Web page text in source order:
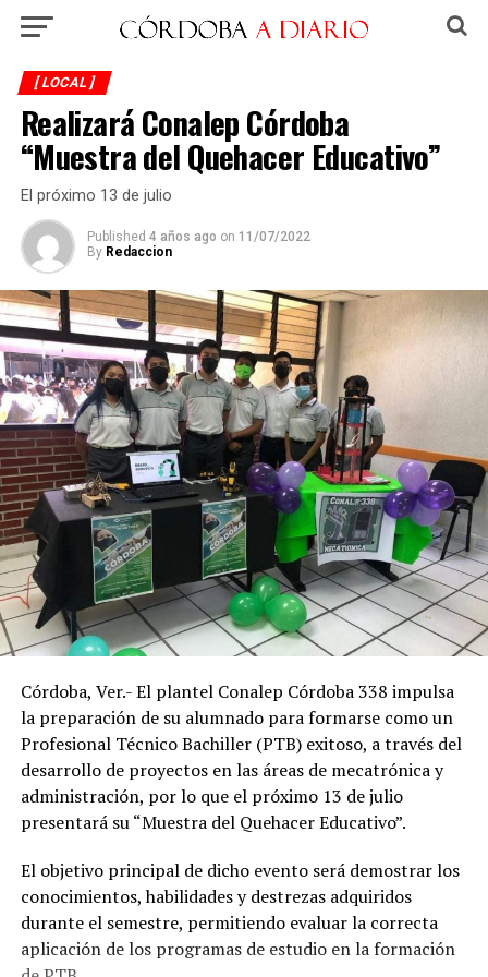
[ LOCAL ]
Realizará Conalep Córdoba
“Muestra del Quehacer Educativo”
El próximo 13 de julio
Published 4 años ago on 11/07/2022
By Redaccion
Córdoba, Ver.- El plantel Conalep Córdoba 338 impulsa
la preparación de su alumnado para formarse como un
Profesional Técnico Bachiller (PTB) exitoso, a través del
desarrollo de proyectos en las áreas de mecatrónica y
administración, por lo que el próximo 13 de julio
presentará su “Muestra del Quehacer Educativo”.
El objetivo principal de dicho evento será demostrar los
conocimientos, habilidades y destrezas adquiridos
durante el semestre, permitiendo evaluar la correcta
aplicación de los programas de estudio en la formación